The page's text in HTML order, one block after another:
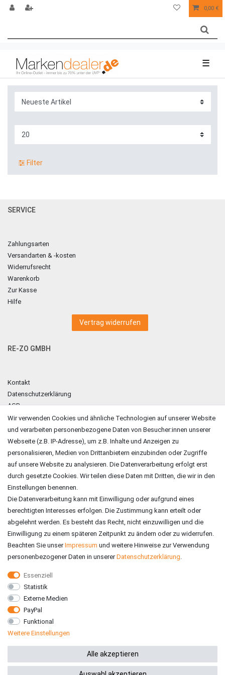
0,00 €
☰
Filter
SERVICE
Zahlungsarten
Versandarten & -kosten
Widerrufsrecht
Warenkorb
Zur Kasse
Hilfe
Vertrag widerrufen
RE-ZO GMBH
Kontakt
Datenschutzerklärung
AGB
Impressum
ZAHLUNGSARTEN
VERSAND
Wir verwenden Cookies und ähnliche Technologien auf unserer Website
und verarbeiten personenbezogene Daten von Besucher:innen unserer
Webseite (z.B. IP-Adresse), um z.B. Inhalte und Anzeigen zu
personalisieren, Medien von Drittanbietern einzubinden oder Zugriffe
auf unsere Website zu analysieren. Die Datenverarbeitung erfolgt erst
durch gesetzte Cookies. Wir teilen diese Daten mit Dritten, die wir in den
Einstellungen benennen.
Die Datenverarbeitung kann mit Einwilligung oder aufgrund eines
berechtigten Interesses erfolgen. Die Zustimmung kann erteilt oder
abgelehnt werden. Es besteht das Recht, nicht einzuwilligen und die
Einwilligung zu einem späteren Zeitpunkt zu ändern oder zu widerrufen.
Beachten Sie unserImpressum und weitere Hinweise zur Verwendung
personenbezogener Daten in unsererDaten­schutz­erklärung.
Essenziell
Statistik
Externe Medien
PayPal
Funktional
Weitere Einstellungen
Alle akzeptieren